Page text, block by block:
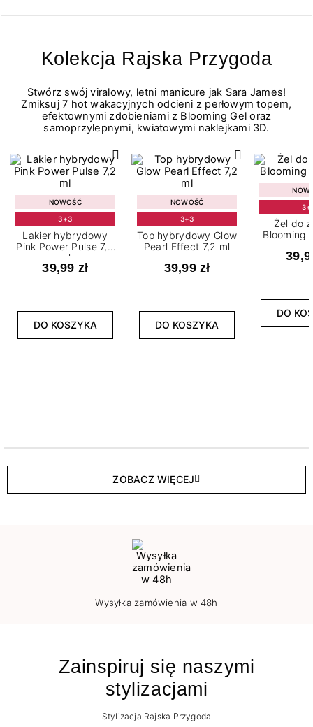
Kolekcja Rajska Przygoda
Stwórz swój viralowy, letni manicure jak Sara James!
Zmiksuj 7 hot wakacyjnych odcieni z perłowym topem,
efektownymi zdobieniami z Blooming Gel oraz
samoprzylepnymi, kwiatowymi naklejkami 3D.
NOWOŚĆ
3+3
Lakier hybrydowy
Pink Power Pulse 7,2
ml
39,99 zł
DO KOSZYKA
NOWOŚĆ
3+3
Top hybrydowy Glow
Pearl Effect 7,2 ml
39,99 zł
DO KOSZYKA
Żel do
Blooming
DO
ZOBACZ WIĘCEJ
Wysyłka zamówienia w 48h
Zainspiruj się naszymi
stylizacjami
Stylizacja Rajska Przygoda